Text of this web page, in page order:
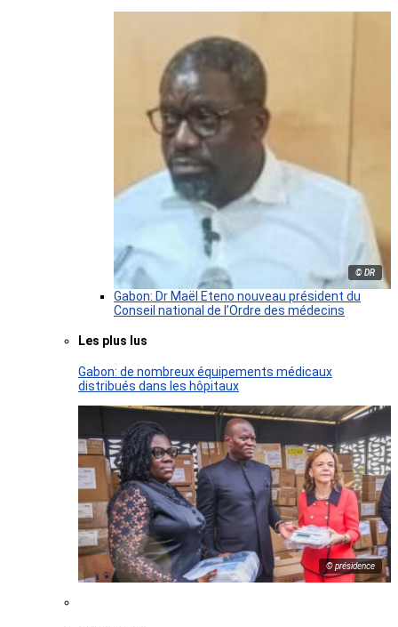
© DR
Gabon: Dr Maël Eteno nouveau président du
Conseil national de l’Ordre des médecins
Les plus lus
Gabon: de nombreux équipements médicaux
distribués dans les hôpitaux
© présidence